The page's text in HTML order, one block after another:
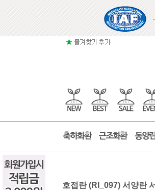
호접란 (RI_097) 서양란